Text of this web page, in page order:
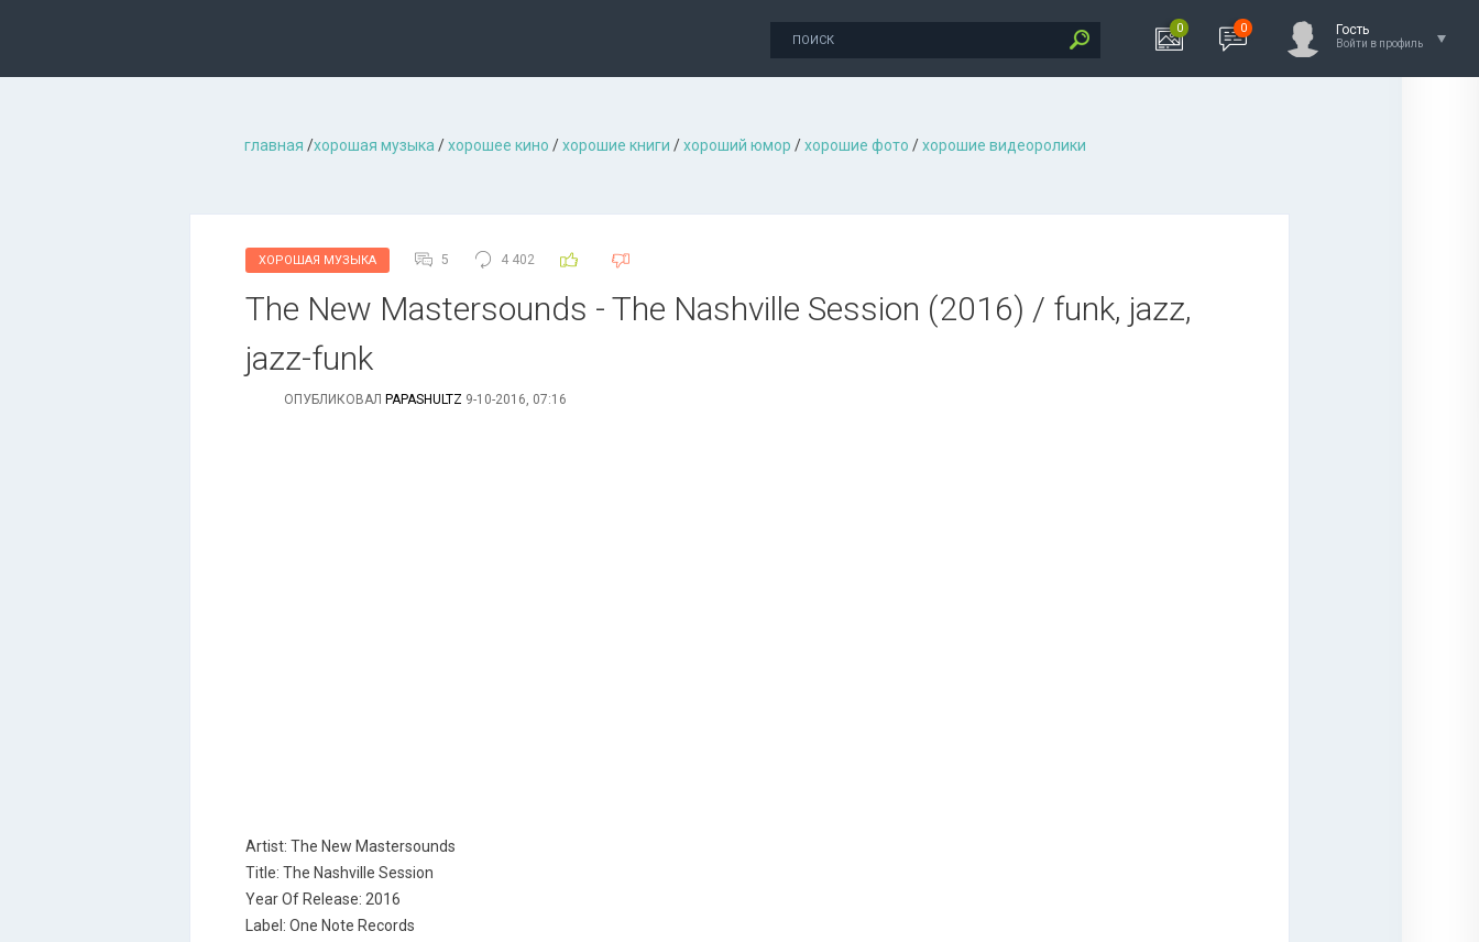
0 0 Гость
Войти в профиль
главная /хорошая музыкa /хорошее кино /хорошие книги /хороший юмор /хорошие фото /хорошие видеоролики
ХОРОШАЯ МУЗЫКА 5 4 402
The New Mastersounds - The Nashville Session (2016) / funk, jazz,
jazz-funk
ОПУБЛИКОВАЛ PAPASHULTZ 9-10-2016, 07:16
Artist: The New Mastersounds
Title: The Nashville Session
Year Of Release: 2016
Label: One Note Records